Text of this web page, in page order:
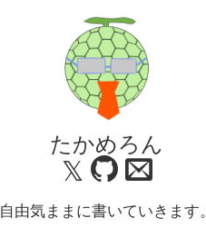
たかめろん
𝕏
自由気ままに書いていきます。